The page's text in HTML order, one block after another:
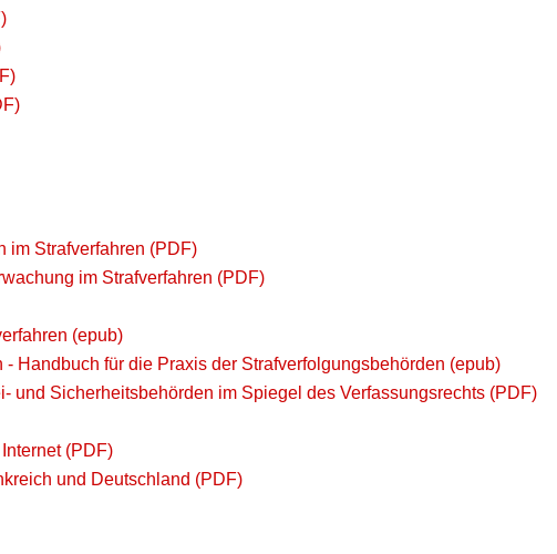
im Strafverfahren (PDF)
im Strafverfahren (PDF)
(epub)
Handbuch für die Praxis der Strafverfolgungsbehörden (epub)
und Sicherheitsbehörden im Spiegel des Verfassungsrechts (PDF)
(PDF)
und Deutschland (PDF)